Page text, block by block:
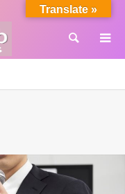
検索
Translate »